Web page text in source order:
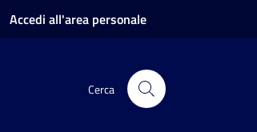
Accedi all'area personale
Cerca